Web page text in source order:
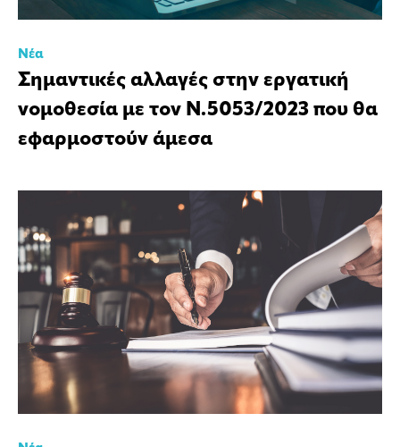
Νέα
Σημαντικές αλλαγές στην εργατική
νομοθεσία με τον Ν.5053/2023 που θα
εφαρμοστούν άμεσα